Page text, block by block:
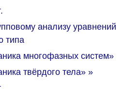
анализу уравнений
типа
многофазных систем»
твёрдого тела» »